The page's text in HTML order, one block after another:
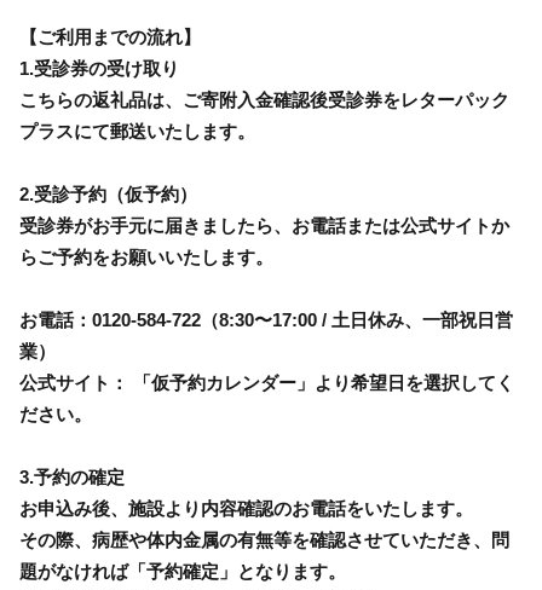
【ご利用までの流れ】
1.受診券の受け取り
こちらの返礼品は、ご寄附入金確認後受診券をレターパック
プラスにて郵送いたします。
2.受診予約（仮予約）
受診券がお手元に届きましたら、お電話または公式サイトか
らご予約をお願いいたします。
お電話：0120-584-722（8:30〜17:00 / 土日休み、一部祝日営
業）
公式サイト： 「仮予約カレンダー」より希望日を選択してく
ださい。
3.予約の確定
お申込み後、施設より内容確認のお電話をいたします。
その際、病歴や体内金属の有無等を確認させていただき、問
題がなければ「予約確定」となります。